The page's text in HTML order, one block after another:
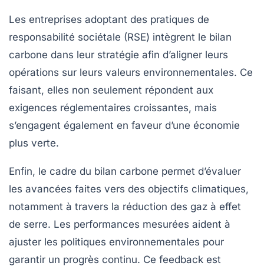
Les entreprises adoptant des pratiques de
responsabilité sociétale (RSE) intègrent le bilan
carbone dans leur stratégie afin d’aligner leurs
opérations sur leurs valeurs environnementales. Ce
faisant, elles non seulement répondent aux
exigences réglementaires croissantes, mais
s’engagent également en faveur d’une économie
plus verte.
Enfin, le cadre du bilan carbone permet d’évaluer
les avancées faites vers des objectifs climatiques,
notamment à travers la réduction des gaz à effet
de serre. Les performances mesurées aident à
ajuster les politiques environnementales pour
garantir un progrès continu. Ce feedback est